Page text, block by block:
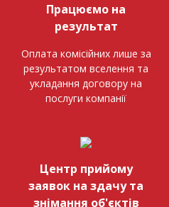
Працюємо на
результат
Оплата комісійних лише за
результатом вселення та
укладання договору на
послуги компанії
Центр прийому
заявок на здачу та
знімання об'єктів